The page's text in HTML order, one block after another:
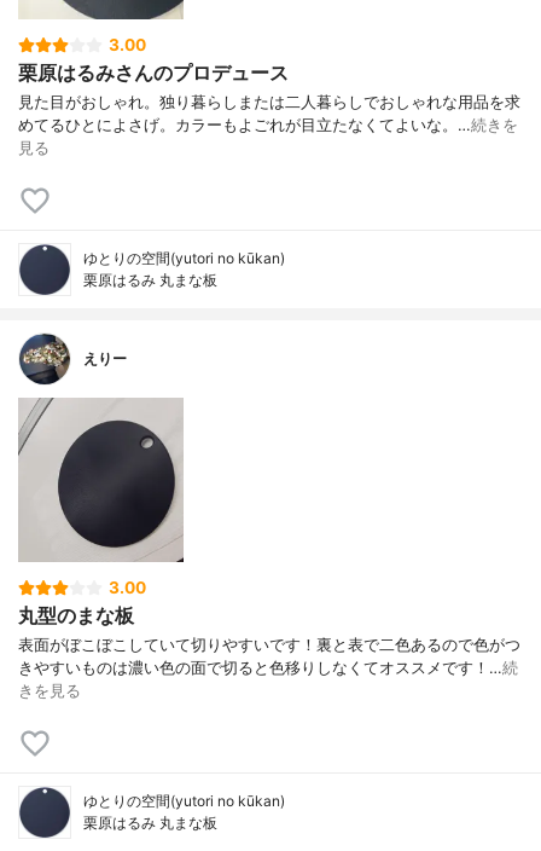
3.00
栗原はるみさんのプロデュース
見た目がおしゃれ。独り暮らしまたは二人暮らしでおしゃれな用品を求
めてるひとによさげ。カラーもよごれが目立たなくてよいな。…続きを
見る
ゆとりの空間(yutori no kūkan)
栗原はるみ 丸まな板
えりー
3.00
丸型のまな板
表面がぼこぼこしていて切りやすいです！裏と表で二色あるので色がつ
きやすいものは濃い色の面で切ると色移りしなくてオススメです！…続
きを見る
ゆとりの空間(yutori no kūkan)
栗原はるみ 丸まな板